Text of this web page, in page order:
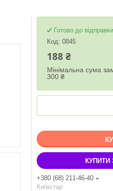
Готово до відправки
Код: 0845
188 ₴
Мінімальна сума
300 ₴
КУПИТИ
+380 (68) 211-46-40
Київстар